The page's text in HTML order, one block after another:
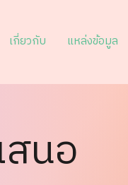
เกี่ยวกับ แหล่งข้อมูล
สนอ